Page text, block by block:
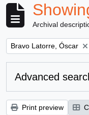
Archival
Remove filter:
Bravo Latorre, Óscar
Advanced
Print preview